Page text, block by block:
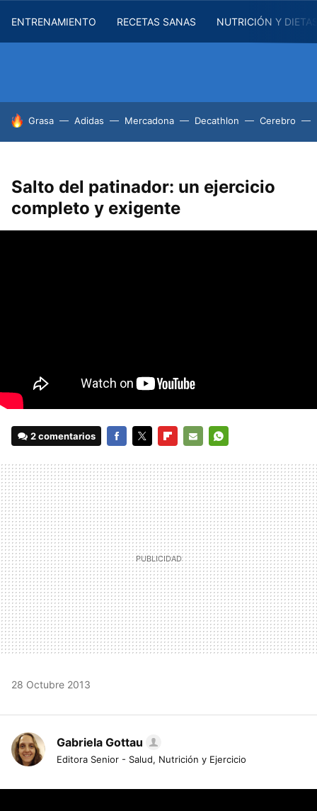
ENTRENAMIENTO RECETAS SANAS NUTRICIÓN Y
HOY SE HABLA DE
Grasa Adidas Mercadona Decathlon Cerebro
Salto del patinador: un ejercicio
completo y exigente
2 comentarios
MAIL
28 Octubre 2013
Gabriela Gottau
Editora Senior - Salud, Nutrición y Ejercicio